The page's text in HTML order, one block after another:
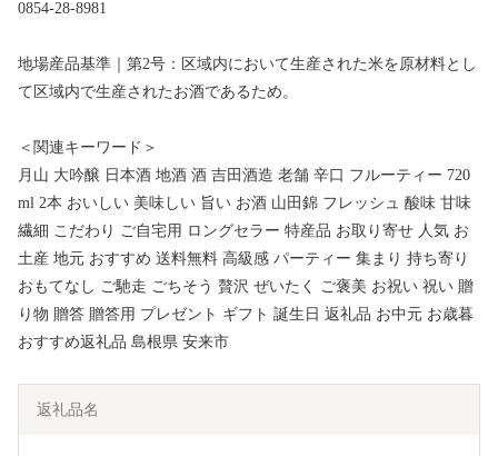
0854-28-8981
地場産品基準｜第2号：区域内において生産された米を原材料とし
て区域内で生産されたお酒であるため。
＜関連キーワード＞
月山 大吟醸 日本酒 地酒 酒 吉田酒造 老舗 辛口 フルーティー 720
ml 2本 おいしい 美味しい 旨い お酒 山田錦 フレッシュ 酸味 甘味
繊細 こだわり ご自宅用 ロングセラー 特産品 お取り寄せ 人気 お
土産 地元 おすすめ 送料無料 高級感 パーティー 集まり 持ち寄り
おもてなし ご馳走 ごちそう 贅沢 ぜいたく ご褒美 お祝い 祝い 贈
り物 贈答 贈答用 プレゼント ギフト 誕生日 返礼品 お中元 お歳暮
おすすめ返礼品 島根県 安来市
返礼品名